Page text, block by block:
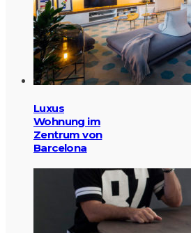
Luxus
Wohnung im
Zentrum von
Barcelona